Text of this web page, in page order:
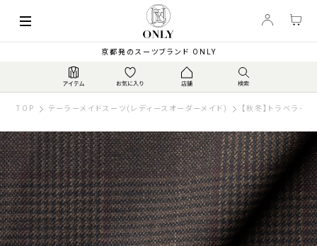
京都発のスーツブランド ONLY
TOP テーラーメイドスーツ(レディースオーダーメイド) 【秋冬】トラベラー